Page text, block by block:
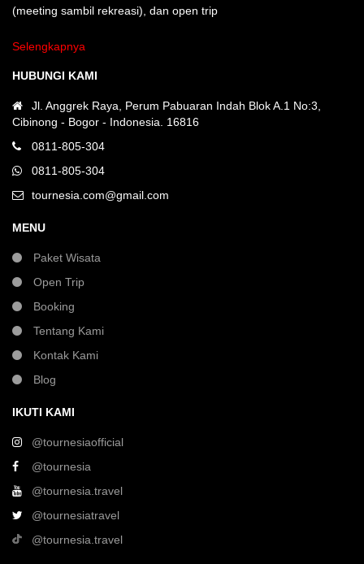
(meeting sambil rekreasi), dan open trip
Selengkapnya
HUBUNGI KAMI
Jl. Anggrek Raya, Perum Pabuaran Indah Blok A.1 No:3,
Cibinong - Bogor - Indonesia. 16816
0811-805-304
0811-805-304
tournesia.com@gmail.com
MENU
Paket Wisata
Open Trip
Booking
Tentang Kami
Kontak Kami
Blog
IKUTI KAMI
@tournesiaofficial
@tournesia
@tournesia.travel
@tournesiatravel
@tournesia.travel